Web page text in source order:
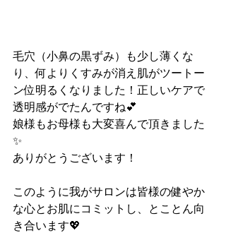
毛穴（小鼻の黒ずみ）も少し薄くな
り、何よりくすみが消え肌がツートー
ン位明るくなりました！正しいケアで
透明感がでたんですね💕
娘様もお母様も大変喜んで頂きました
✨
ありがとうございます！
このように我がサロンは皆様の健やか
な心とお肌にコミットし、とことん向
き合います💖